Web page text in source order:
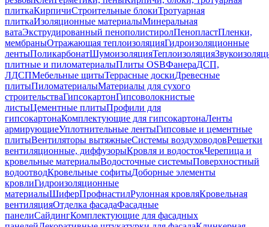
плиткаКирпичиСтроительные блокиТротуарная
плиткаИзоляционные материалыМинеральная
ватаЭкструдированный пенополистиролПенопластПленки,
мембраныОтражающая теплоизоляцияГидроизоляционные
лентыПоликарбонатШумоизоляцияТеплоизоляция
плитные и пиломатериалыПлиты OSBФанераДСП,
ЛДСПМебельные щитыТеррасные доскиДревесные
плитыПиломатериалыМатериалы для сухого
строительстваГипсокартонГипсоволокнистые
листыЦементные плитыПрофили для
гипсокартонаКомплектующие для гипсокартонаЛенты
армирующиеУплотнительные лентыГипсовые и цементные
плитыВентиляторы вытяжныеСистемы воздуховодовРешетки
вентиляционные, диффузорыКровля и водостокЧерепица и
кровельные материалыВодосточные системыПоверхностный
водоотводКровельные софитыДоборные элементы
кровлиГидроизоляционные
материалыШиферПрофнастилРулонная кровляКровельная
вентиляцияОтделка фасадаФасадные
панелиСайдингКомплектующие для фасадных